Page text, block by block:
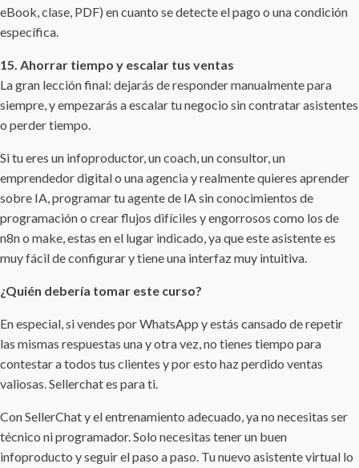
eBook, clase, PDF) en cuanto se detecte el pago o una condición
específica.
15. Ahorrar tiempo y escalar tus ventas
La gran lección final: dejarás de responder manualmente para
siempre, y empezarás a escalar tu negocio sin contratar asistentes
o perder tiempo.
Si tu eres un infoproductor, un coach, un consultor, un
emprendedor digital o una agencia y realmente quieres aprender
sobre IA, programar tu agente de IA sin conocimientos de
programación o crear flujos difíciles y engorrosos como los de
n8n o make, estas en el lugar indicado, ya que este asistente es
muy fácil de configurar y tiene una interfaz muy intuitiva.
¿Quién debería tomar este curso?
En especial, si vendes por WhatsApp y estás cansado de repetir
las mismas respuestas una y otra vez, no tienes tiempo para
contestar a todos tus clientes y por esto haz perdido ventas
valiosas. Sellerchat es para ti.
Con SellerChat y el entrenamiento adecuado, ya no necesitas ser
técnico ni programador. Solo necesitas tener un buen
infoproducto y seguir el paso a paso. Tu nuevo asistente virtual lo